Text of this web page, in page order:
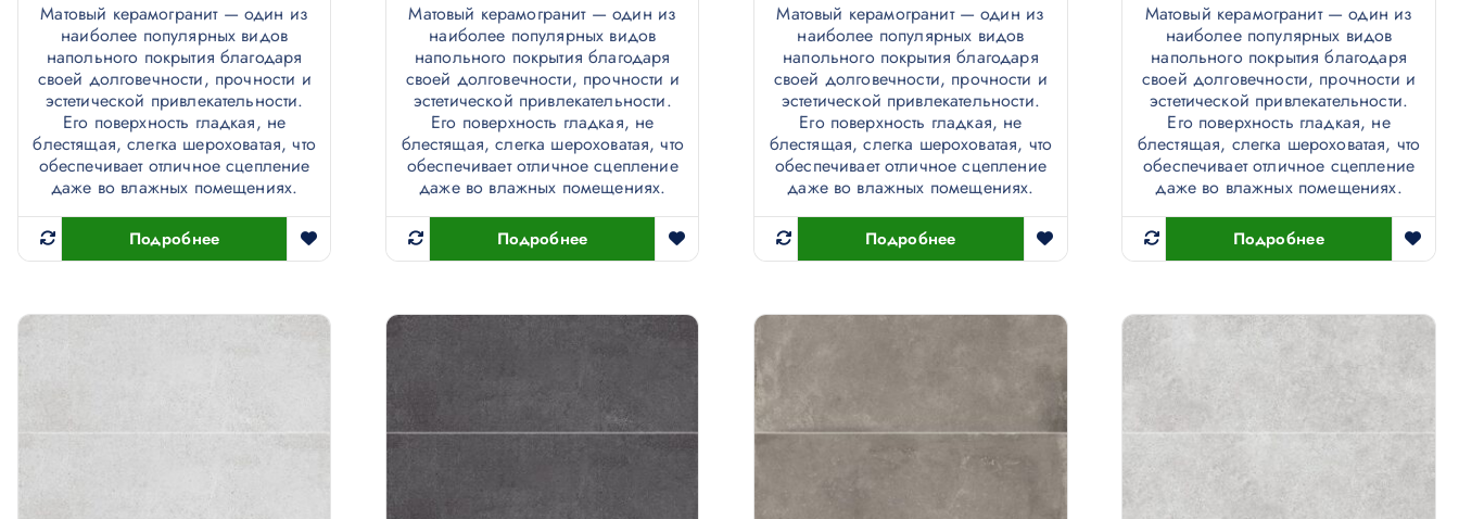
Матовый керамогранит — один из
наиболее популярных видов
напольного покрытия благодаря
своей долговечности, прочности и
эстетической привлекательности.
Его поверхность гладкая, не
блестящая, слегка шероховатая, что
обеспечивает отличное сцепление
даже во влажных помещениях.
Подробнее
Матовый керамогранит — один из
наиболее популярных видов
напольного покрытия благодаря
своей долговечности, прочности и
эстетической привлекательности.
Его поверхность гладкая, не
блестящая, слегка шероховатая, что
обеспечивает отличное сцепление
даже во влажных помещениях.
Подробнее
Матовый керамогранит — один из
наиболее популярных видов
напольного покрытия благодаря
своей долговечности, прочности и
эстетической привлекательности.
Его поверхность гладкая, не
блестящая, слегка шероховатая, что
обеспечивает отличное сцепление
даже во влажных помещениях.
Подробнее
Матовый керамогранит — один из
наиболее популярных видов
напольного покрытия благодаря
своей долговечности, прочности и
эстетической привлекательности.
Его поверхность гладкая, не
блестящая, слегка шероховатая, что
обеспечивает отличное сцепление
даже во влажных помещениях.
Подробнее